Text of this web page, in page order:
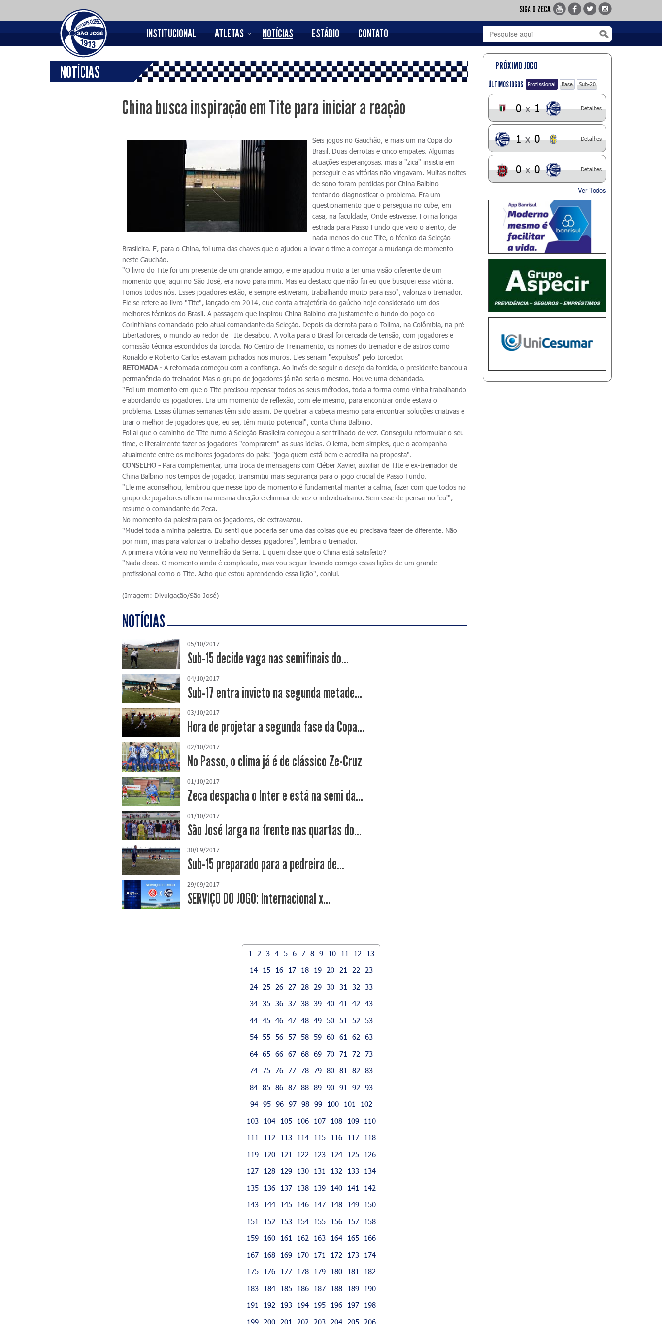
SIGA O ZECA
INSTITUCIONAL ATLETAS NOTÍCIAS ESTÁDIO CONTATO
NOTÍCIAS
China busca inspiração em Tite para iniciar a reação
Seis jogos no Gauchão, e mais um na Copa do
Brasil. Duas derrotas e cinco empates. Algumas
atuações esperançosas, mas a "zica" insistia em
perseguir e as vitórias não vingavam. Muitas noites
de sono foram perdidas por China Balbino
tentando diagnosticar o problema. Era um
questionamento que o perseguia no cube, em
casa, na faculdade, Onde estivesse. Foi na longa
estrada para Passo Fundo que veio o alento, de
nada menos do que Tite, o técnico da Seleção
Brasileira. E, para o China, foi uma das chaves que o ajudou a levar o time a começar a mudança de momento
neste Gauchão.
"O livro do Tite foi um presente de um grande amigo, e me ajudou muito a ter uma visão diferente de um
momento que, aqui no São José, era novo para mim. Mas eu destaco que não fui eu que busquei essa vitória.
Fomos todos nós. Esses jogadores estão, e sempre estiveram, trabalhando muito para isso", valoriza o treinador.
Ele se refere ao livro "Tite", lançado em 2014, que conta a trajetória do gaúcho hoje considerado um dos
melhores técnicos do Brasil. A passagem que inspirou China Balbino era justamente o fundo do poço do
Corinthians comandado pelo atual comandante da Seleção. Depois da derrota para o Tolima, na Colômbia, na pré-
Libertadores, o mundo ao redor de TIte desabou. A volta para o Brasil foi cercada de tensão, com jogadores e
comissão técnica escondidos da torcida. No Centro de Treinamento, os nomes do treinador e de astros como
Ronaldo e Roberto Carlos estavam pichados nos muros. Eles seriam "expulsos" pelo torcedor.
RETOMADA -A retomada começou com a confiança. Ao invés de seguir o desejo da torcida, o presidente bancou a
permanência do treinador. Mas o grupo de jogadores já não seria o mesmo. Houve uma debandada.
"Foi um momento em que o Tite precisou repensar todos os seus métodos, toda a forma como vinha trabalhando
e abordando os jogadores. Era um momento de reflexão, com ele mesmo, para encontrar onde estava o
problema. Essas últimas semanas têm sido assim. De quebrar a cabeça mesmo para encontrar soluções criativas e
tirar o melhor de jogadores que, eu sei, têm muito potencial", conta China Balbino.
Foi aí que o caminho de TIte rumo à Seleção Brasileira começou a ser trilhado de vez. Conseguiu reformular o seu
time, e literalmente fazer os jogadores "comprarem" as suas ideias. O lema, bem simples, que o acompanha
atualmente entre os melhores jogadores do país: "joga quem está bem e acredita na proposta".
CONSELHO - Para complementar, uma troca de mensagens com Cléber Xavier, auxiliar de TIte e ex-treinador de
China Balbino nos tempos de jogador, transmitiu mais segurança para o jogo crucial de Passo Fundo.
"Ele me aconselhou, lembrou que nesse tipo de momento é fundamental manter a calma, fazer com que todos no
grupo de jogadores olhem na mesma direção e eliminar de vez o individualismo. Sem esse de pensar no 'eu'",
resume o comandante do Zeca.
No momento da palestra para os jogadores, ele extravazou.
"Mudei toda a minha palestra. Eu senti que poderia ser uma das coisas que eu precisava fazer de diferente. Não
por mim, mas para valorizar o trabalho desses jogadores", lembra o treinador.
A primeira vitória veio no Vermelhão da Serra. E quem disse que o China está satisfeito?
"Nada disso. O momento ainda é complicado, mas vou seguir levando comigo essas lições de um grande
profissional como o Tite. Acho que estou aprendendo essa lição", conlui.
(Imagem: Divulgação/São José)
NOTÍCIAS
05/10/2017
Sub-15 decide vaga nas semifinais do...
04/10/2017
Sub-17 entra invicto na segunda metade...
03/10/2017
Hora de projetar a segunda fase da Copa...
02/10/2017
No Passo, o clima já é de clássico Ze-Cruz
01/10/2017
Zeca despacha o Inter e está na semi da...
01/10/2017
São José larga na frente nas quartas do...
30/09/2017
Sub-15 preparado para a pedreira de...
29/09/2017
SERVIÇO DO JOGO: Internacional x...
1 2 3 4 5 6 7 8 9 10 11 12
13
14
15 16 17 18 19 20 21 22
23
24
25 26 27 28 29 30 31 32
33
34 35 36 37 38 39 40 41 42
43
44 45 46 47 48 49 50 51 52
53
54 55 56 57 58 59 60 61 62
63
64 65 66 67 68 69 70 71 72
73
74 75 76 77 78 79 80 81 82
83
84 85 86 87 88 89 90 91 92
93
94 95 96 97 98 99 100 101
102
103
104 105 106 107 108 109
110
111
112 113 114 115 116 117
118
119
120 121 122 123 124 125
126
127
128 129 130 131 132 133
134
135
136 137 138 139 140 141
142
143
144 145 146 147 148 149
150
151
152 153 154 155 156 157
158
159
160 161 162 163 164 165
166
167
168 169 170 171 172 173
174
175
176 177 178 179 180 181
182
183
184 185 186 187 188 189
190
191
192 193 194 195 196 197
198
199
200 201 202 203 204 205
206
PRÓXIMO JOGO
ÚLTIMOS JOGOS Profissional Base Sub-20
0 x 1 Detalhes
1 x 0 Detalhes
0 x 0 Detalhes
Ver Todos